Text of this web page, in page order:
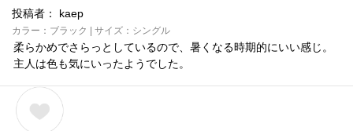
投稿者： kaep
カラー：ブラック | サイズ：シングル
柔らかめでさらっとしているので、暑くなる時期的にいい感じ。
主人は色も気にいったようでした。